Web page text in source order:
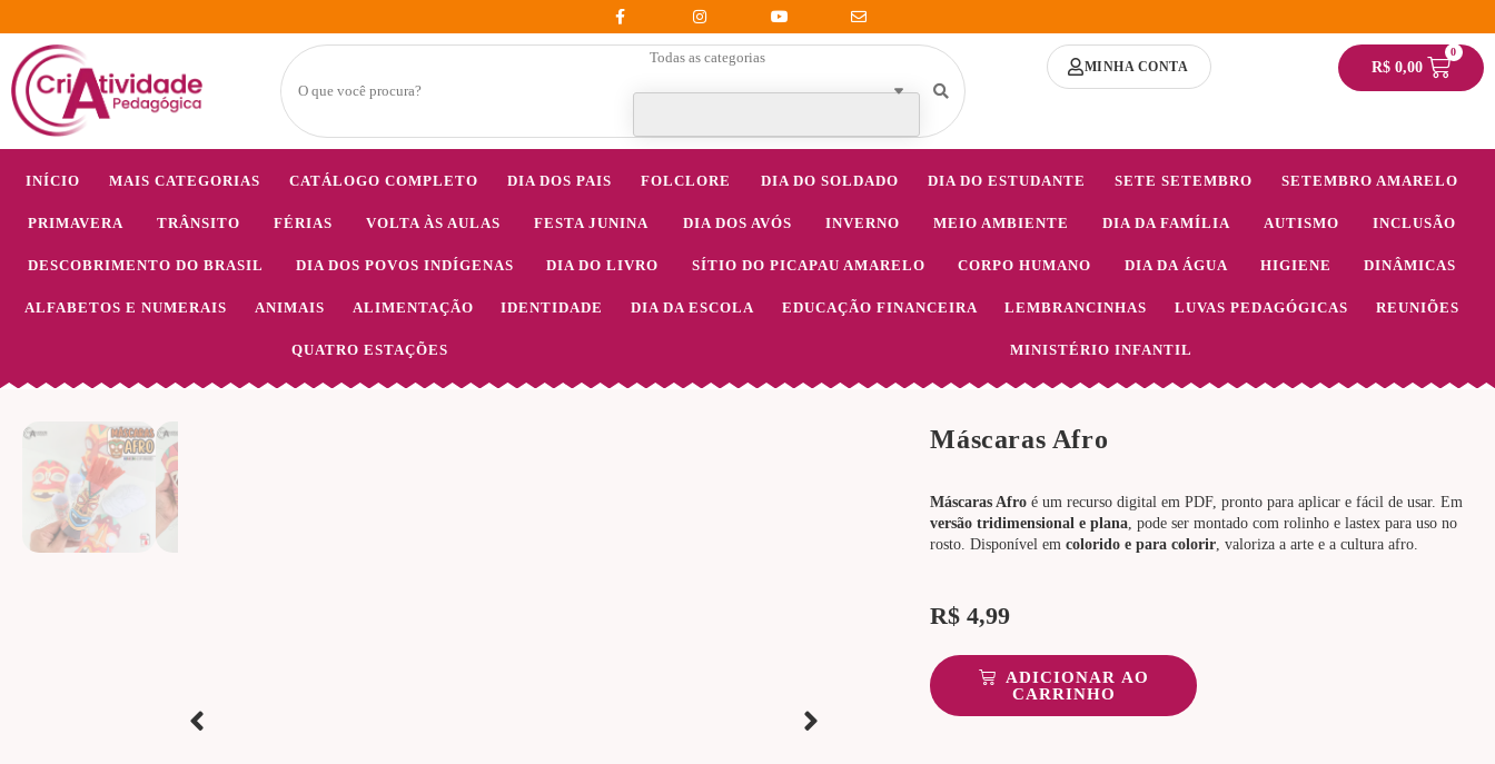
Todas as categorias
MINHA CONTA R$0,00
0
INÍCIO MAIS CATEGORIAS CATÁLOGO COMPLETO DIA DOS PAIS FOLCLORE DIA DO SOLDADO DIA DO ESTUDANTE SETE SETEMBRO SETEMBRO AMARELO
PRIMAVERA TRÂNSITO FÉRIAS VOLTA ÀS AULAS FESTA JUNINA DIA DOS AVÓS INVERNO MEIO AMBIENTE DIA DA FAMÍLIA AUTISMO INCLUSÃO
DESCOBRIMENTO DO BRASIL DIA DOS POVOS INDÍGENAS DIA DO LIVRO SÍTIO DO PICAPAU AMARELO CORPO HUMANO DIA DA ÁGUA HIGIENE DINÂMICAS
ALFABETOS E NUMERAIS ANIMAIS ALIMENTAÇÃO IDENTIDADE DIA DA ESCOLA EDUCAÇÃO FINANCEIRA LEMBRANCINHAS LUVAS PEDAGÓGICAS REUNIÕES
QUATRO ESTAÇÕES MINISTÉRIO INFANTIL
Máscaras Afro
Máscaras Afro é um recurso digital em PDF, pronto para aplicar e fácil de usar. Em
versão tridimensional e plana, pode ser montado com rolinho e lastex para uso no
rosto. Disponível emcolorido e para colorir, valoriza a arte e a cultura afro.
R$ 4,99
ADICIONAR AO
CARRINHO